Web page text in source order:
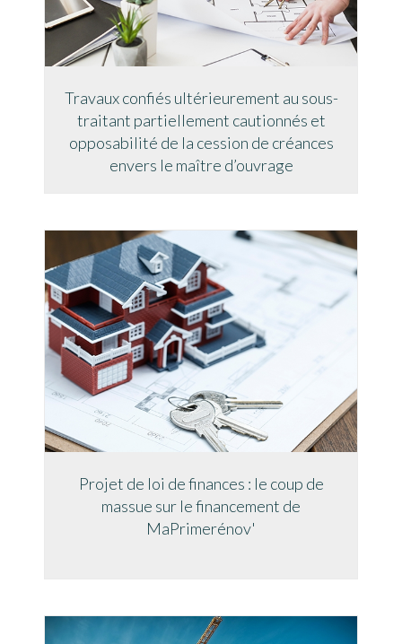
Travaux confiés ultérieurement au sous-
traitant partiellement cautionnés et
opposabilité de la cession de créances
envers le maître d’ouvrage
Projet de loi de finances : le coup de
massue sur le financement de
MaPrimerénov'